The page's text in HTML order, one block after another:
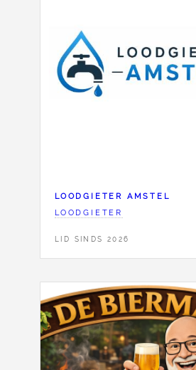
LOODGIETER AMSTEL
LOODGIETER
LID SINDS 2026